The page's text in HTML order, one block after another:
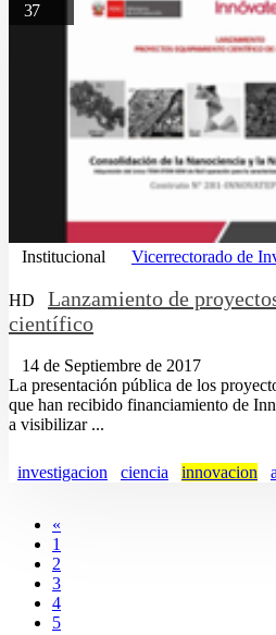
37
Institucional Vicerrectorado de
HD
Lanzamiento de
científico
14 de Septiembre de 2017
La presentación pública de los
que han recibido financiamiento de
a visibilizar ...
investigacion ciencia innovacion
«
1
2
3
4
5